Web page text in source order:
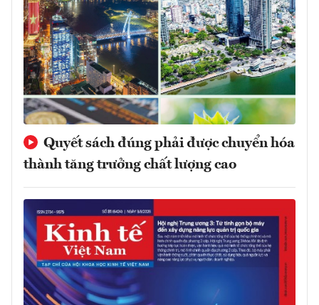
Quyết sách đúng phải được chuyển hóa
thành tăng trưởng chất lượng cao